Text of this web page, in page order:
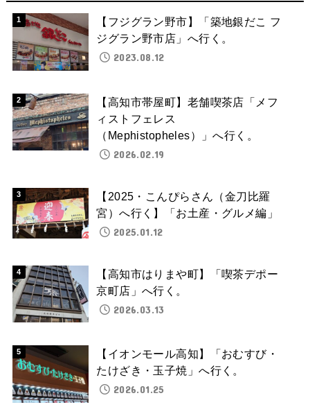
【フジグラン野市】「築地銀だこ フ
ジグラン野市店」へ行く。
2023.08.12
【高知市帯屋町】老舗喫茶店「メフ
ィストフェレス
（Mephistopheles）」へ行く。
2026.02.19
【2025・こんぴらさん（金刀比羅
宮）へ行く】「お土産・グルメ編」
2025.01.12
【高知市はりまや町】「喫茶デポー
京町店」へ行く。
2026.03.13
【イオンモール高知】「おむすび・
たけざき・玉子焼」へ行く。
2026.01.25